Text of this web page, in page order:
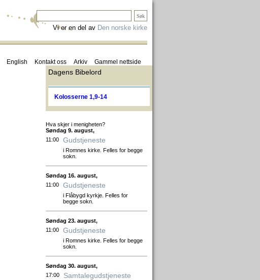
Vi er en del av Den norske kirke
English Kontakt oss Arkiv Gammel nettside
Dagens Bibelord
Kolosserne 1,9-14
Hva skjer i menigheten?
Søndag 9. august,
11:00
Gudstjeneste
i Romnes kirke. Felles for begge
sokn.
Søndag 16. august,
11:00
Gudstjeneste
i Flåbygd kyrkje. Felles for
begge sokn.
Søndag 23. august,
11:00
Gudstjeneste
i Romnes kirke. Felles for begge
sokn.
Søndag 30. august,
17:00
Samtalegudstjeneste